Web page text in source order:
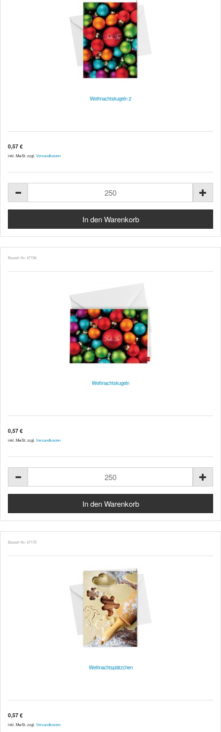
Weihnachtskugeln 2
0,57 €
inkl. MwSt. zzgl. Versandkosten
Bestell-Nr. 47194
Weihnachtskugeln
0,57 €
inkl. MwSt. zzgl. Versandkosten
Bestell-Nr. 47170
Weihnachtsplätzchen
0,57 €
inkl. MwSt. zzgl. Versandkosten